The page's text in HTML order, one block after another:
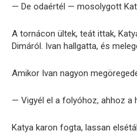
— De odaértél — mosolygott
A tornácon ültek, teát ittak,
Dimáról. Ivan hallgatta, és
Amikor Ivan nagyon
— Vigyél el a folyóhoz, ahhoz a
Katya karon fogta, lassan